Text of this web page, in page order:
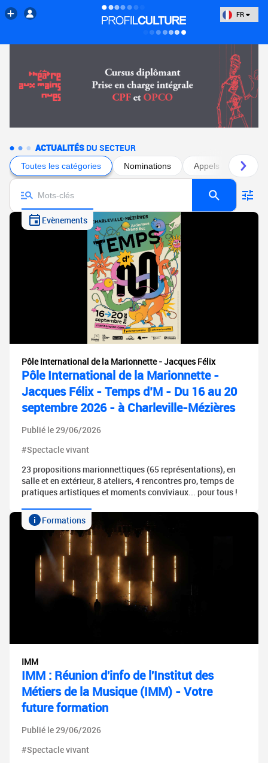
FR
ACTUALITÉS DU SECTEUR
Toutes les catégories Nominations Appels à projets
Evènements
Pôle International de la Marionnette - Jacques Félix
Pôle International de la Marionnette -
Jacques Félix - Temps d’M - Du 16 au 20
septembre 2026 - à Charleville-Mézières
Publié le 29/06/2026
#Spectacle vivant
23 propositions marionnettiques (65 représentations), en
salle et en extérieur, 8 ateliers, 4 rencontres pro, temps de
pratiques artistiques et moments conviviaux... pour tous !
Formations
IMM
IMM : Réunion d'info de l'Institut des
Métiers de la Musique (IMM) - Votre
future formation
Publié le 29/06/2026
#Spectacle vivant